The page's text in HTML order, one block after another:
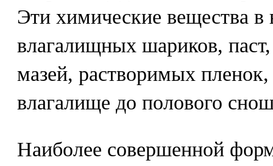
Эти химические вещества в
влагалищных шариков,
мазей, растворимых пленок,
влагалище до полового
Наиболее совершенной